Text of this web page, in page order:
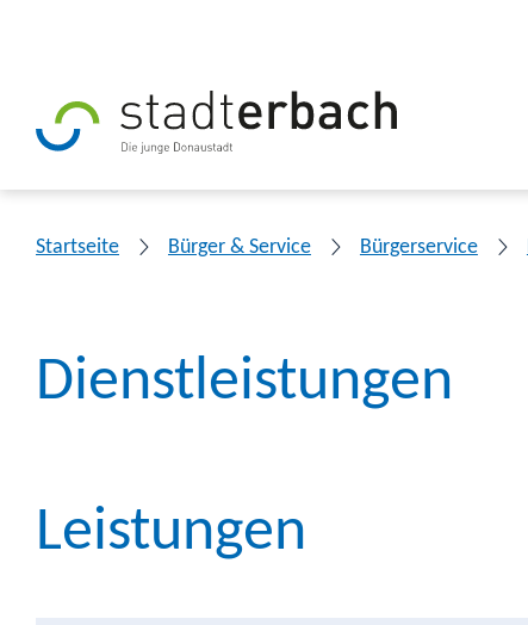
Startseite Bürger & Service Bürgerservice
Dienstleistungen
Leistungen